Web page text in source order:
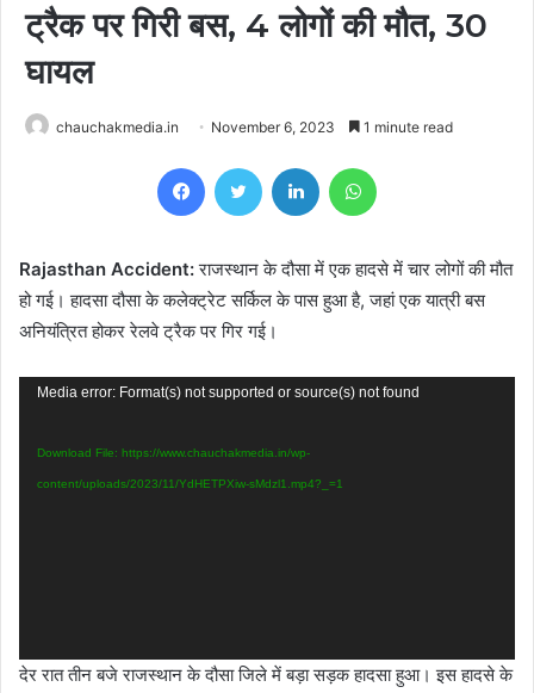
ट्रैक पर गिरी बस, 4 लोगों की मौत, 30
घायल
chauchakmedia.in November 6, 2023 1 minute read
FacebookTwitter LinkedIn
Rajasthan Accident:राजस्थान के दौसा में एक हादसे में चार लोगों की मौत
हो गई। हादसा दौसा के कलेक्ट्रेट सर्किल के पास हुआ है, जहां एक यात्री बस
अनियंत्रित होकर रेलवे ट्रैक पर गिर गई।
Video
Media error: Format(s) not supported or source(s) not found
Download File: https://www.chauchakmedia.in/wp-
content/uploads/2023/11/YdHETPXiw-sMdzl1.mp4?_=1
देर रात तीन बजे राजस्थान के दौसा जिले में बड़ा सड़क हादसा हुआ। इस हादसे के